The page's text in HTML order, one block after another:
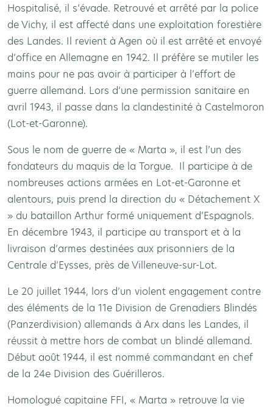
Hospitalisé, il s’évade. Retrouvé et arrêté par la police
de Vichy, il est affecté dans une exploitation forestière
des Landes. Il revient à Agen où il est arrêté et envoyé
d’office en Allemagne en 1942. Il préfère se mutiler les
mains pour ne pas avoir à participer à l’effort de
guerre allemand. Lors d’une permission sanitaire en
avril 1943, il passe dans la clandestinité à Castelmoron
(Lot-et-Garonne).
Sous le nom de guerre de « Marta », il est l’un des
fondateurs du maquis de la Torgue. Il participe à de
nombreuses actions armées en Lot-et-Garonne et
alentours, puis prend la direction du « Détachement X
» du bataillon Arthur formé uniquement d’Espagnols.
En décembre 1943, il participe au transport et à la
livraison d’armes destinées aux prisonniers de la
Centrale d’Eysses, près de Villeneuve-sur-Lot.
Le 20 juillet 1944, lors d’un violent engagement contre
des éléments de la 11e Division de Grenadiers Blindés
(Panzerdivision) allemands à Arx dans les Landes, il
réussit à mettre hors de combat un blindé allemand.
Début août 1944, il est nommé commandant en chef
de la 24e Division des Guérilleros.
Homologué capitaine FFI, « Marta » retrouve la vie